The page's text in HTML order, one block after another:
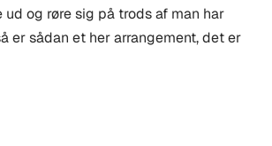
og røre sig på trods af man har
er sådan et her arrangement, det er